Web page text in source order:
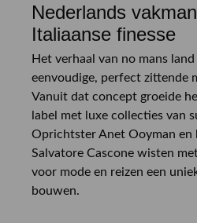
Nederlands
Italiaanse finesse
Het verhaal van no mans
eenvoudige, perfect zittende
Vanuit dat concept groeide
label met luxe collecties van
Oprichtster Anet Ooyman en
Salvatore Cascone wisten
voor mode en reizen een
bouwen.